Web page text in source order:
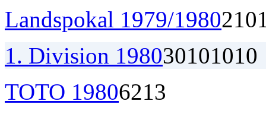
Landspokal 1979/1980210
1. Division 198030101010
TOTO 19806213